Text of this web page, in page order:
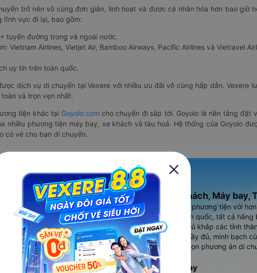
trở nên vô cùng đơn giản, linh hoạt và được cá nhân hóa hơn bao giờ
lĩnh vực đi lại, bao gồm:
tuyến đường trong và ngoài nước.
Vietnam Airlines, Vietjet Air, Bamboo Airways, Pacific Airlines và Vietravel
uy tín trên toàn quốc.
dịch vụ di chuyển tại Vexere với nhiều ưu đãi vô cùng hấp dẫn. Vexere
và trọn vẹn nhất.
tiện khác tại Goyolo.com cho chuyến đi sắp tới. Goyolo là nền tảng đặt
nhiều phương tiện máy bay, xe khách và tàu hoả. Hệ thống của Goyolo
có vé cho bạn di chuyển.
Ứng dụng đặt vé Xe khách, Máy bay,
Vexere - ứng dụng đặt vé đa phương tiện với
cao, 5000+ tuyến đường toàn quốc, tất cả hãng
vụ thuê xe máy, xe du lịch phủ khắp các tỉnh
Ứng dụng hiển thị thông tin đầy đủ, minh bạch
người dùng so sánh và lựa chọn phương án di
chóng và phù hợp nhất.
Tải ứng dụng Vexere ngay